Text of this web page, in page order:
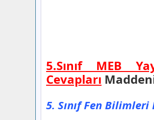
5.Sınıf MEB
Cevapları
5. Sınıf Fen Bilimleri